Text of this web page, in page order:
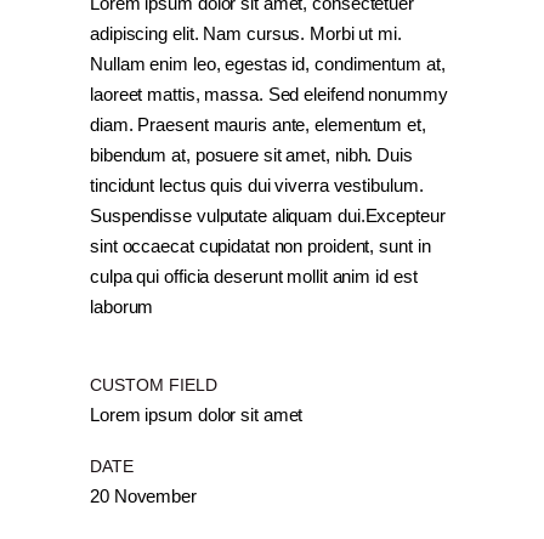
adipiscing elit. Nam cursus. Morbi ut mi.
Nullam enim leo, egestas id, condimentum at,
laoreet mattis, massa. Sed eleifend nonummy
diam. Praesent mauris ante, elementum et,
bibendum at, posuere sit amet, nibh. Duis
tincidunt lectus quis dui viverra vestibulum.
Suspendisse vulputate aliquam dui.Excepteur
sint occaecat cupidatat non proident, sunt in
culpa qui officia deserunt mollit anim id est
laborum
CUSTOM FIELD
Lorem ipsum dolor sit amet
DATE
20 November